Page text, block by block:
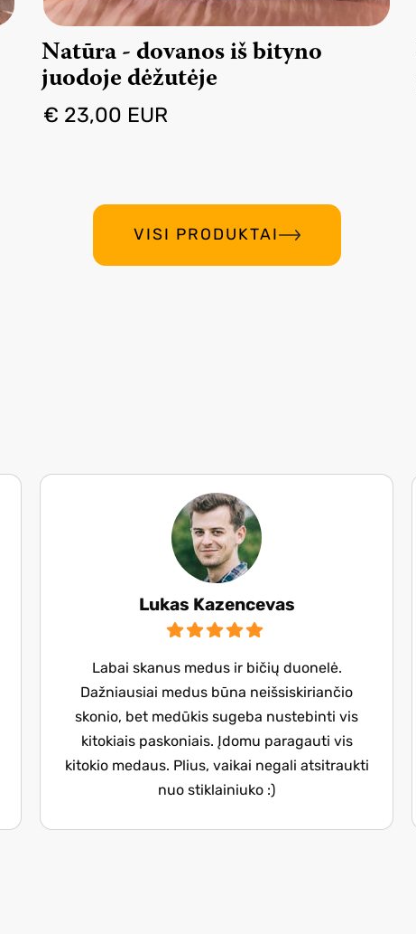
Natūra - dovanos iš bityno
juodoje dėžutėje
€ 23,00 EUR
VISI PRODUKTAI
Lukas Kazencevas
Labai skanus medus ir bičių duonelė.
Dažniausiai medus būna neišsiskiriančio
skonio, bet medūkis sugeba nustebinti vis
kitokiais paskoniais. Įdomu paragauti vis
kitokio medaus. Plius, vaikai negali atsitraukti
nuo stiklainiuko :)